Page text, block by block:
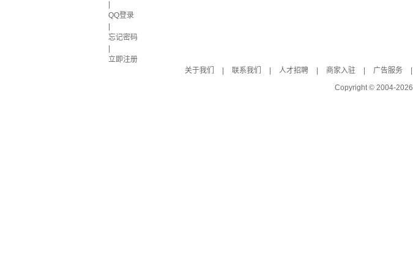
QQ登录
忘记密码
立即注册
关于我们
联系我们 人才招聘 商家入驻 广告服务
Copyright © 2004-2026